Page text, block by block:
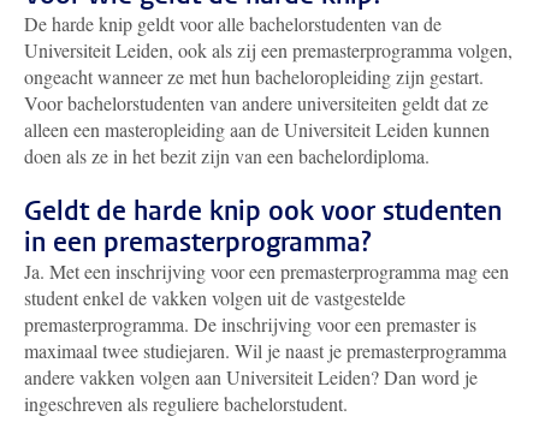
De harde knip geldt voor alle bachelorstudenten van de
Universiteit Leiden, ook als zij een premasterprogramma volgen,
ongeacht wanneer ze met hun bacheloropleiding zijn gestart.
Voor bachelorstudenten van andere universiteiten geldt dat ze
alleen een masteropleiding aan de Universiteit Leiden kunnen
doen als ze in het bezit zijn van een bachelordiploma.
Geldt de harde knip ook voor studenten
in een premasterprogramma?
Ja. Met een inschrijving voor een premasterprogramma mag een
student enkel de vakken volgen uit de vastgestelde
premasterprogramma. De inschrijving voor een premaster is
maximaal twee studiejaren. Wil je naast je premasterprogramma
andere vakken volgen aan Universiteit Leiden? Dan word je
ingeschreven als reguliere bachelorstudent.